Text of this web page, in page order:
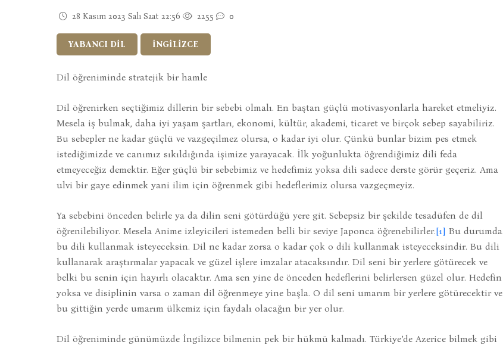
28 Kasım 2023 Salı Saat 22:56 2255 0
YABANCI DİL İNGİLİZCE
Dil öğreniminde stratejik bir hamle
Dil öğrenirken seçtiğimiz dillerin bir sebebi olmalı. En baştan güçlü motivasyonlarla hareket etmeliyiz.
Mesela iş bulmak, daha iyi yaşam şartları, ekonomi, kültür, akademi, ticaret ve birçok sebep sayabiliriz.
Bu sebepler ne kadar güçlü ve vazgeçilmez olursa, o kadar iyi olur. Çünkü bunlar bizim pes etmek
istediğimizde ve canımız sıkıldığında işimize yarayacak. İlk yoğunlukta öğrendiğimiz dili feda
etmeyeceğiz demektir. Eğer güçlü bir sebebimiz ve hedefimiz yoksa dili sadece derste görür geçeriz. Ama
ulvi bir gaye edinmek yani ilim için öğrenmek gibi hedeflerimiz olursa vazgeçmeyiz.
Ya sebebini önceden belirle ya da dilin seni götürdüğü yere git. Sebepsiz bir şekilde tesadüfen de dil
öğrenilebiliyor. Mesela Anime izleyicileri istemeden belli bir seviye Japonca öğrenebilirler.[1] Bu durumda
bu dili kullanmak isteyeceksin. Dil ne kadar zorsa o kadar çok o dili kullanmak isteyeceksindir. Bu dili
kullanarak araştırmalar yapacak ve güzel işlere imzalar atacaksındır. Dil seni bir yerlere götürecek ve
belki bu senin için hayırlı olacaktır. Ama sen yine de önceden hedeflerini belirlersen güzel olur. Hedefin
yoksa ve disiplinin varsa o zaman dil öğrenmeye yine başla. O dil seni umarım bir yerlere götürecektir ve
bu gittiğin yerde umarım ülkemiz için faydalı olacağın bir yer olur.
Dil öğreniminde günümüzde İngilizce bilmenin pek bir hükmü kalmadı. Türkiye’de Azerice bilmek gibi